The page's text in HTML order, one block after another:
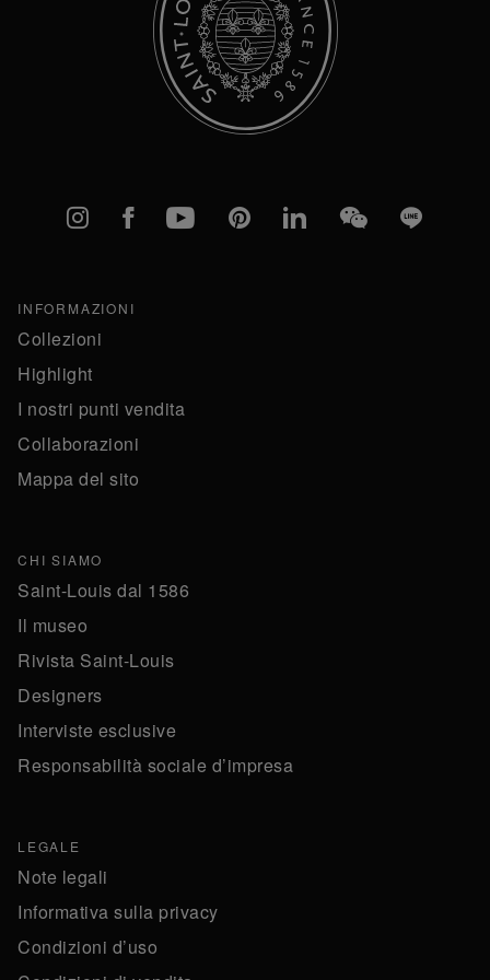
Instagram
FacebookYouTubePinterestlinkedInWeChatLine
INFORMAZIONI
Collezioni
Highlight
I nostri punti vendita
Collaborazioni
Mappa del sito
CHI SIAMO
Saint-Louis dal 1586
Il museo
Rivista Saint-Louis
Designers
Interviste esclusive
Responsabilità sociale d’impresa
LEGALE
Note legali
Informativa sulla privacy
Condizioni d’uso